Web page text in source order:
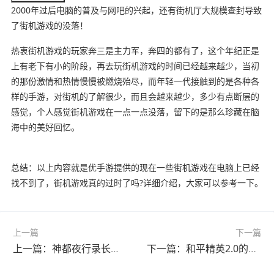
2000年过后电脑的普及与网吧的兴起，还有街机厅大规模查封导致
了街机游戏的没落！
热衷街机游戏的玩家奔三是主力军，奔四的都有了，这个年纪正是
上有老下有小的阶段，再去玩街机游戏的时间已经越来越少，当初
的那份激情和热情慢慢被燃烧殆尽，而年轻一代接触到的是各种各
样的手游，对街机的了解很少，而且会越来越少，多少有点断层的
感觉，个人感觉街机游戏在一点一点没落，留下的是那么珍藏在脑
海中的美好回忆。
总结：以上内容就是优手游提供的现在一些街机游戏在电脑上已经
找不到了，街机游戏真的过时了吗?详细介绍，大家可以参考一下。
上一篇
上一篇：神都夜行录长冥之眼在哪里获取，怎么搞?(神都夜行录必中拓印)
下一篇
下一篇：和平精英2.0的特点?(和平精英2.0版本什么时候正式更新)